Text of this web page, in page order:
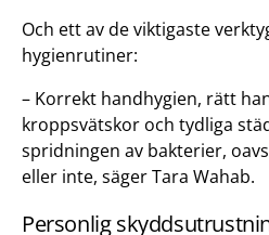
Och ett av de viktigaste
hygienrutiner:
– Korrekt handhygien, rätt
kroppsvätskor och tydliga
spridningen av bakterier,
eller inte, säger Tara Wahab.
Personlig